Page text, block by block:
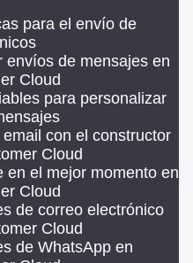
para el envío de
envíos de mensajes en
Cloud
para personalizar
con el constructor
Cloud
en el mejor momento en
Cloud
de correo electrónico
Cloud
de WhatsApp en